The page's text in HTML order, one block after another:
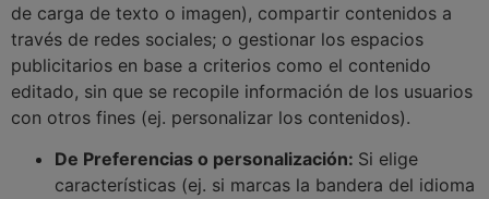
de carga de texto o imagen), compartir contenidos a
través de redes sociales; o gestionar los espacios
publicitarios en base a criterios como el contenido
editado, sin que se recopile información de los usuarios
con otros fines (ej. personalizar los contenidos).
De Preferencias o personalización: Si elige
características (ej. si marcas la bandera del idioma